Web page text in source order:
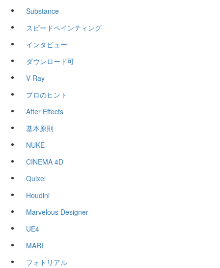
Substance
スピードペインティング
インタビュー
ダウンロード可
V-Ray
プロのヒント
After Effects
基本原則
NUKE
CINEMA 4D
Quixel
Houdini
Marvelous Designer
UE4
MARI
フォトリアル